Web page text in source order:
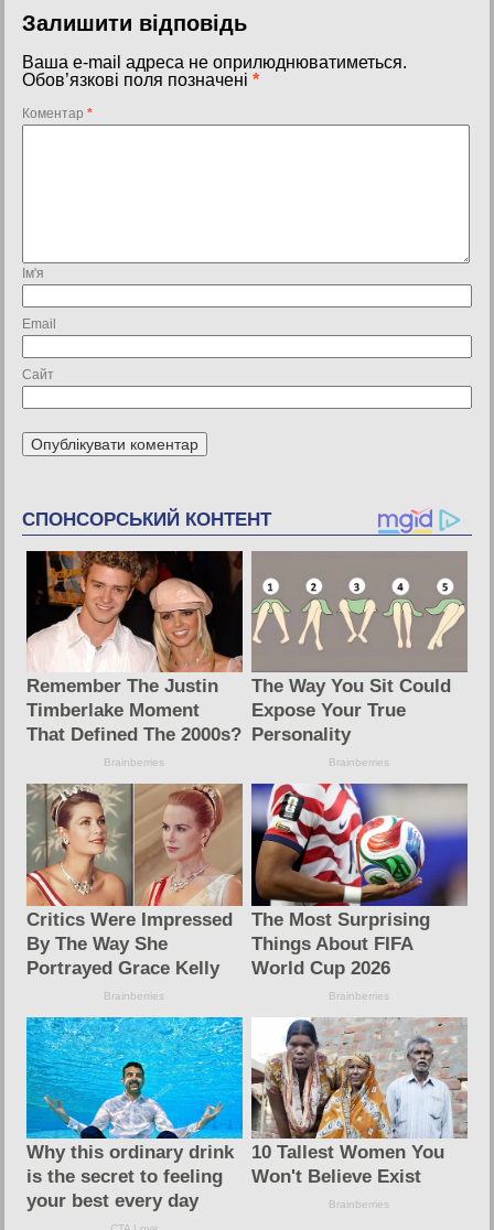
Залишити відповідь
Ваша e-mail адреса не оприлюднюватиметься.
Обов’язкові поля позначені *
Коментар *
Ім'я
Email
Сайт